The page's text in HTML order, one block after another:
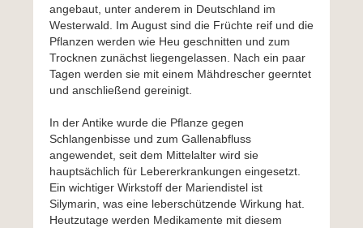
angebaut, unter anderem in Deutschland im
Westerwald. Im August sind die Früchte reif und die
Pflanzen werden wie Heu geschnitten und zum
Trocknen zunächst liegengelassen. Nach ein paar
Tagen werden sie mit einem Mähdrescher geerntet
und anschließend gereinigt.
In der Antike wurde die Pflanze gegen
Schlangenbisse und zum Gallenabfluss
angewendet, seit dem Mittelalter wird sie
hauptsächlich für Lebererkrankungen eingesetzt.
Ein wichtiger Wirkstoff der Mariendistel ist
Silymarin, was eine leberschützende Wirkung hat.
Heutzutage werden Medikamente mit diesem